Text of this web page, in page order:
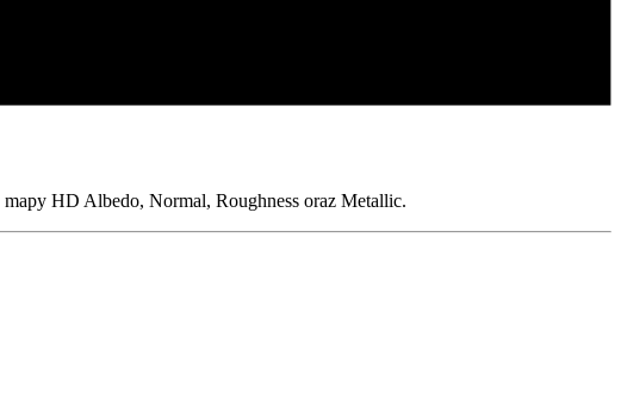
HD Albedo, Normal, Roughness oraz Metallic.